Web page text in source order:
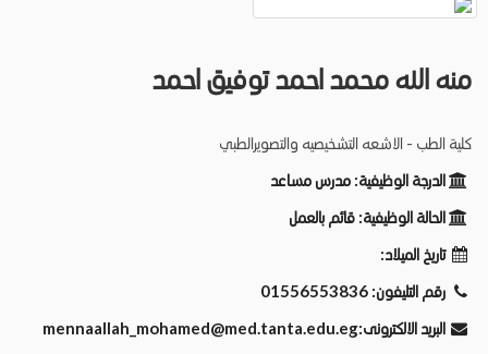
منه الله محمد احمد توفيق احمد
كلية الطب - الاشعه التشخيصيه والتصويرالطبي
الدرجة الوظيفية: مدرس مساعد
الحالة الوظيفية: قائم بالعمل
تاريخ الميلاد:
رقم التليفون: 01556553836
البريد الالكترونى:mennaallah_mohamed@med.tanta.edu.eg